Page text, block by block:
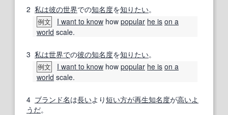
2 私は彼の世界での知名度を知りたい。
例文 I want to know how popular he is on a
world scale.
3 私は世界での彼の知名度を知りたい。
例文 I want to know how popular he is on a
world scale.
4 ブランド名は長いより短い方が再生知名度が高いよ
うだ。